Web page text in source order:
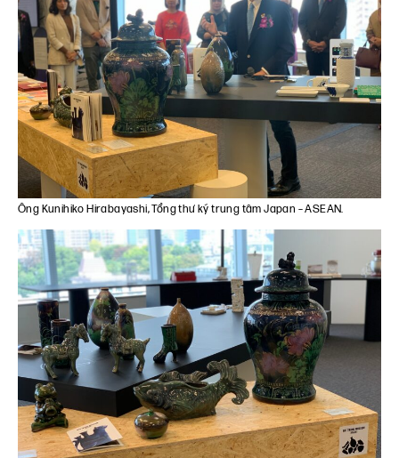
Ông Kunihiko Hirabayashi, Tổng thư ký trung tâm Japan – ASEAN.